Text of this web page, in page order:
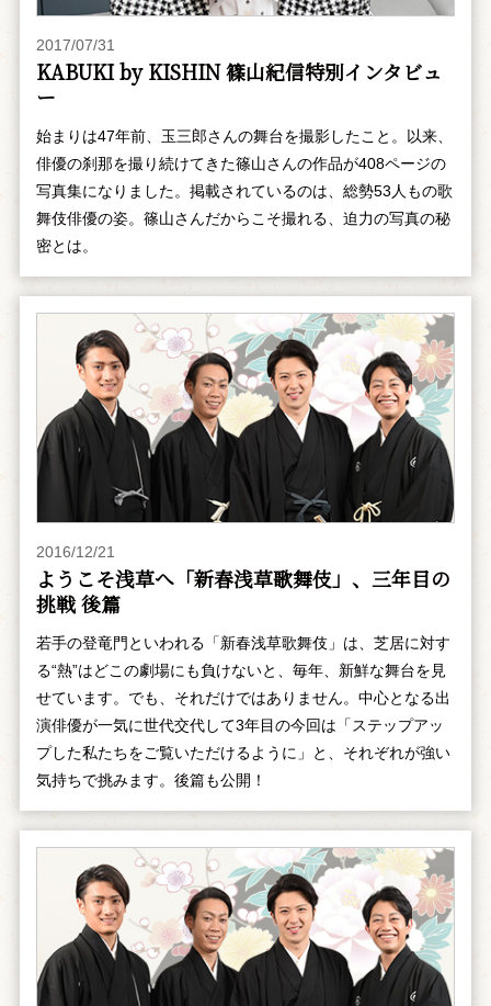
2017/07/31
KABUKI by KISHIN 篠山紀信特別インタビュ
ー
始まりは47年前、玉三郎さんの舞台を撮影したこと。以来、
俳優の刹那を撮り続けてきた篠山さんの作品が408ページの
写真集になりました。掲載されているのは、総勢53人もの歌
舞伎俳優の姿。篠山さんだからこそ撮れる、迫力の写真の秘
密とは。
2016/12/21
ようこそ浅草へ「新春浅草歌舞伎」、三年目の
挑戦 後篇
若手の登竜門といわれる「新春浅草歌舞伎」は、芝居に対す
る“熱”はどこの劇場にも負けないと、毎年、新鮮な舞台を見
せています。でも、それだけではありません。中心となる出
演俳優が一気に世代交代して3年目の今回は「ステップアッ
プした私たちをご覧いただけるように」と、それぞれが強い
気持ちで挑みます。後篇も公開！